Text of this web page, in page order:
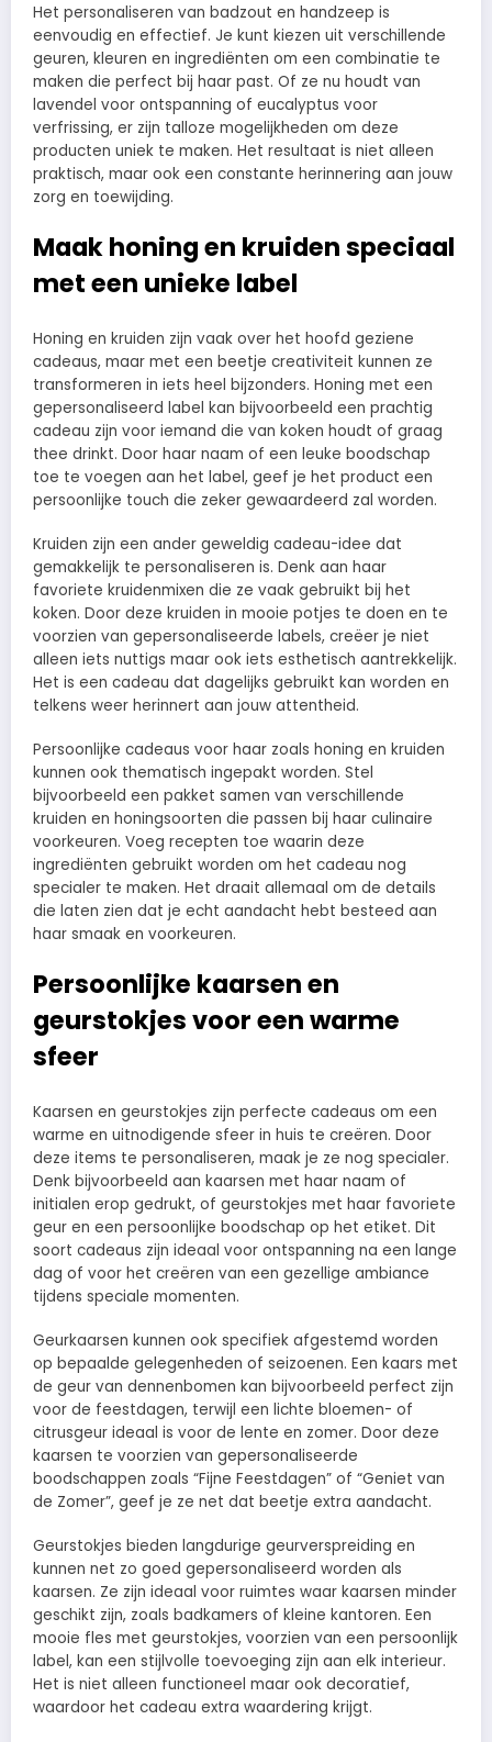
Het personaliseren van badzout en handzeep is
eenvoudig en effectief. Je kunt kiezen uit verschillende
geuren, kleuren en ingrediënten om een combinatie te
maken die perfect bij haar past. Of ze nu houdt van
lavendel voor ontspanning of eucalyptus voor
verfrissing, er zijn talloze mogelijkheden om deze
producten uniek te maken. Het resultaat is niet alleen
praktisch, maar ook een constante herinnering aan jouw
zorg en toewijding.
Maak honing en kruiden speciaal
met een unieke label
Honing en kruiden zijn vaak over het hoofd geziene
cadeaus, maar met een beetje creativiteit kunnen ze
transformeren in iets heel bijzonders. Honing met een
gepersonaliseerd label kan bijvoorbeeld een prachtig
cadeau zijn voor iemand die van koken houdt of graag
thee drinkt. Door haar naam of een leuke boodschap
toe te voegen aan het label, geef je het product een
persoonlijke touch die zeker gewaardeerd zal worden.
Kruiden zijn een ander geweldig cadeau-idee dat
gemakkelijk te personaliseren is. Denk aan haar
favoriete kruidenmixen die ze vaak gebruikt bij het
koken. Door deze kruiden in mooie potjes te doen en te
voorzien van gepersonaliseerde labels, creëer je niet
alleen iets nuttigs maar ook iets esthetisch aantrekkelijk.
Het is een cadeau dat dagelijks gebruikt kan worden en
telkens weer herinnert aan jouw attentheid.
Persoonlijke cadeaus voor haar zoals honing en kruiden
kunnen ook thematisch ingepakt worden. Stel
bijvoorbeeld een pakket samen van verschillende
kruiden en honingsoorten die passen bij haar culinaire
voorkeuren. Voeg recepten toe waarin deze
ingrediënten gebruikt worden om het cadeau nog
specialer te maken. Het draait allemaal om de details
die laten zien dat je echt aandacht hebt besteed aan
haar smaak en voorkeuren.
Persoonlijke kaarsen en
geurstokjes voor een warme
sfeer
Kaarsen en geurstokjes zijn perfecte cadeaus om een
warme en uitnodigende sfeer in huis te creëren. Door
deze items te personaliseren, maak je ze nog specialer.
Denk bijvoorbeeld aan kaarsen met haar naam of
initialen erop gedrukt, of geurstokjes met haar favoriete
geur en een persoonlijke boodschap op het etiket. Dit
soort cadeaus zijn ideaal voor ontspanning na een lange
dag of voor het creëren van een gezellige ambiance
tijdens speciale momenten.
Geurkaarsen kunnen ook specifiek afgestemd worden
op bepaalde gelegenheden of seizoenen. Een kaars met
de geur van dennenbomen kan bijvoorbeeld perfect zijn
voor de feestdagen, terwijl een lichte bloemen- of
citrusgeur ideaal is voor de lente en zomer. Door deze
kaarsen te voorzien van gepersonaliseerde
boodschappen zoals “Fijne Feestdagen” of “Geniet van
de Zomer”, geef je ze net dat beetje extra aandacht.
Geurstokjes bieden langdurige geurverspreiding en
kunnen net zo goed gepersonaliseerd worden als
kaarsen. Ze zijn ideaal voor ruimtes waar kaarsen minder
geschikt zijn, zoals badkamers of kleine kantoren. Een
mooie fles met geurstokjes, voorzien van een persoonlijk
label, kan een stijlvolle toevoeging zijn aan elk interieur.
Het is niet alleen functioneel maar ook decoratief,
waardoor het cadeau extra waardering krijgt.